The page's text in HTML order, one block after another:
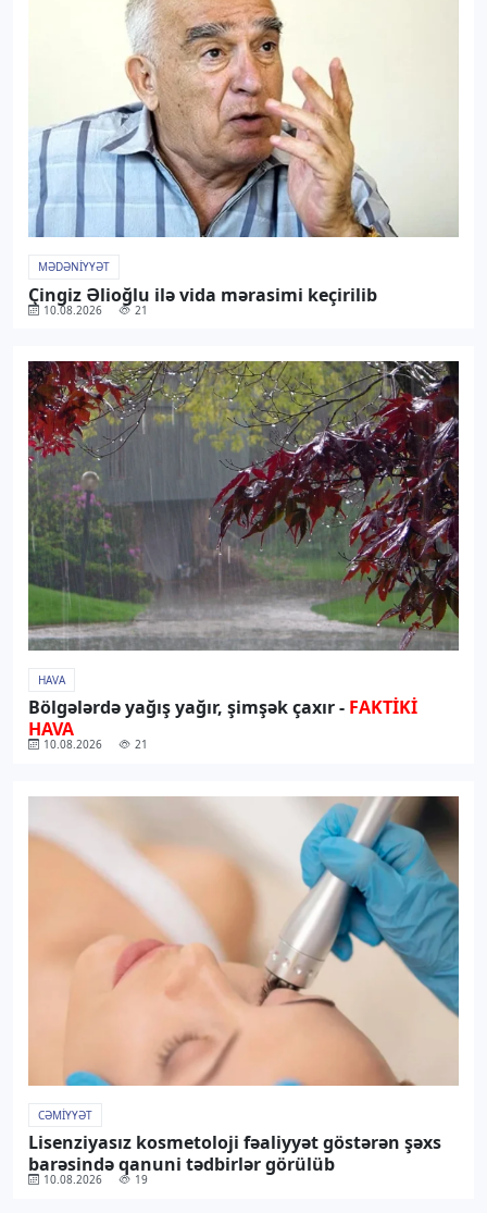
MƏDƏNIYYƏT
Çingiz Əlioğlu ilə vida mərasimi keçirilib
10.08.2026 21
HAVA
Bölgələrdə yağış yağır, şimşək çaxır -FAKTİKİ
HAVA
10.08.2026 21
CƏMIYYƏT
Lisenziyasız kosmetoloji fəaliyyət göstərən şəxs
barəsində qanuni tədbirlər görülüb
10.08.2026 19